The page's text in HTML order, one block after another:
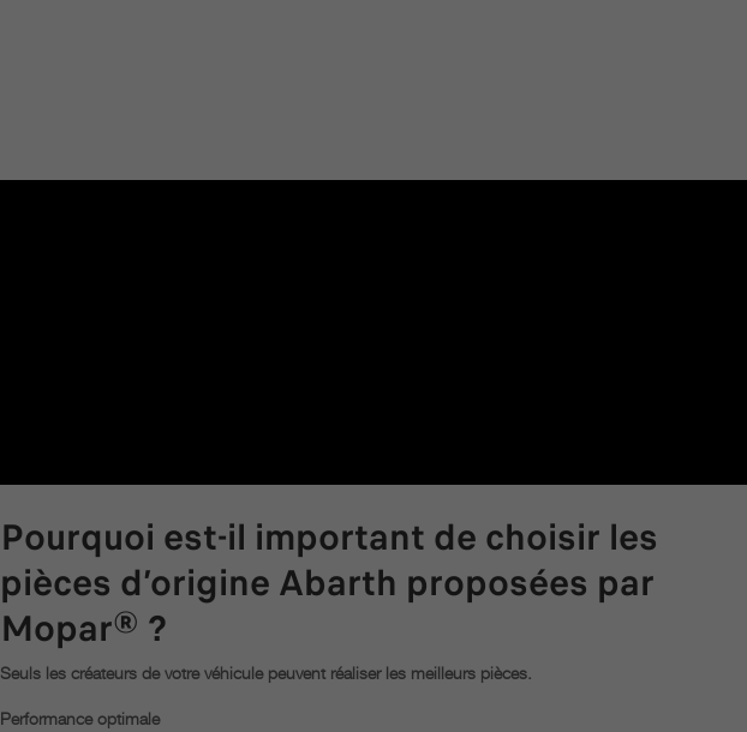
Pourquoi est-il important de choisir les
pièces d’origine Abarth proposées par
Mopar® ?
Seuls les créateurs de votre véhicule peuvent réaliser les meilleurs pièces.
Performance optimale